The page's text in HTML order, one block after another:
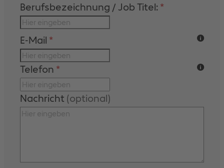
Berufsbezeichnung / Job Titel: *
E-Mail *
Telefon *
Nachricht (optional)